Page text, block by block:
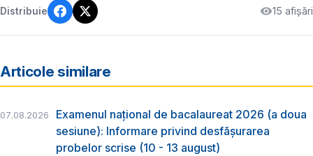
Distribuie 15 afișări
Articole similare
07.08.2026
Examenul național de bacalaureat 2026 (a doua
sesiune): Informare privind desfășurarea
probelor scrise (10 - 13 august)